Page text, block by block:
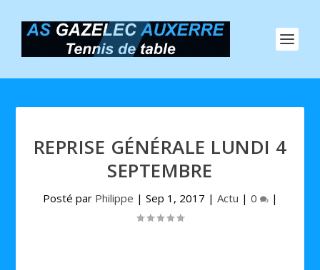
REPRISE GÉNÉRALE LUNDI 4
SEPTEMBRE
Posté par Philippe | Sep 1, 2017 | Actu | 0 |